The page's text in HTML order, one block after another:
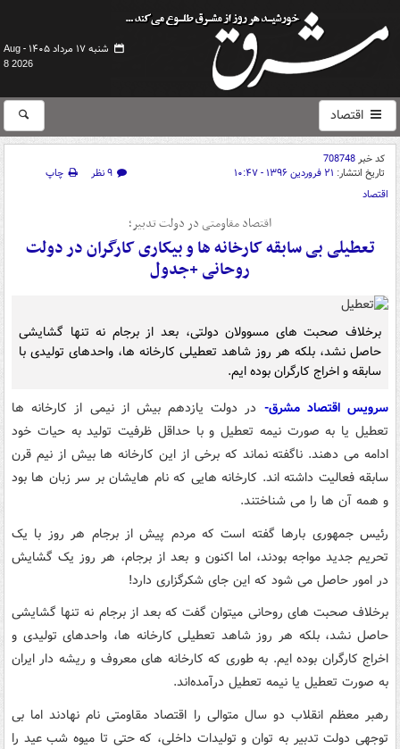
شنبه ۱۷ مرداد ۱۴۰۵ -
Aug
8 2026
اقتصاد
کد خبر708748
تاریخ انتشار: ۲۱ فروردین ۱۳۹۶ - ۱۰:۴۷ ۹ نظر
چاپ
اقتصاد
اقتصاد مقاومتی در دولت تدبیر؛
تعطیلی بی سابقه کارخانه ها و بیکاری کارگران در دولت
روحانی +جدول
برخلاف صحبت های مسوولان دولتی، بعد از برجام نه تنها گشایشی
حاصل نشد، بلکه هر روز شاهد تعطیلی کارخانه ها، واحدهای تولیدی با
سابقه و اخراج کارگران بوده ایم.
سرویس اقتصاد مشرق- در دولت یازدهم بیش از نیمی از کارخانه ها
تعطیل یا به صورت نیمه تعطیل و با حداقل ظرفیت تولید به حیات خود
ادامه می دهند. ناگفته نماند که برخی از این کارخانه ها بیش از نیم قرن
سابقه فعالیت داشته اند. کارخانه هایی که نام هایشان بر سر زبان ها بود
و همه آن ها را می شناختند.
رئیس جمهوری بارها گفته است که مردم پیش از برجام هر روز با یک
تحریم جدید مواجه بودند، اما اکنون و بعد از برجام، هر روز یک گشایش
در امور حاصل می شود که این جای شکرگزاری دارد!
برخلاف صحبت های روحانی میتوان گفت که بعد از برجام نه تنها گشایشی
حاصل نشد، بلکه هر روز شاهد تعطیلی کارخانه ها، واحدهای تولیدی و
اخراج کارگران بوده ایم. به طوری که کارخانه های معروف و ریشه دار ایران
به صورت تعطیل یا نیمه تعطیل درآمده‌اند.
رهبر معظم انقلاب دو سال متوالی را اقتصاد مقاومتی نام نهادند اما بی
توجهی دولت تدبیر به توان و تولیدات داخلی، که حتی تا میوه شب عید را